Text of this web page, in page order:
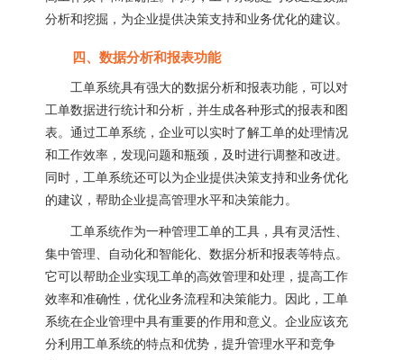
分析和挖掘，为企业提供决策支持和业务优化的建议。
四、数据分析和报表功能
工单系统具有强大的数据分析和报表功能，可以对
工单数据进行统计和分析，并生成各种形式的报表和图
表。通过工单系统，企业可以实时了解工单的处理情况
和工作效率，发现问题和瓶颈，及时进行调整和改进。
同时，工单系统还可以为企业提供决策支持和业务优化
的建议，帮助企业提高管理水平和决策能力。
工单系统作为一种管理工单的工具，具有灵活性、
集中管理、自动化和智能化、数据分析和报表等特点。
它可以帮助企业实现工单的高效管理和处理，提高工作
效率和准确性，优化业务流程和决策能力。因此，工单
系统在企业管理中具有重要的作用和意义。企业应该充
分利用工单系统的特点和优势，提升管理水平和竞争